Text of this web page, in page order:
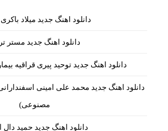
دانلود اهنگ جدید میلاد
دانلود اهنگ جدید مستر
دانلود اهنگ جدید توحید پیری قراقیه
دانلود اهنگ جدید محمد علی امینی
مصنوعی)
دانلود اهنگ جدید حمید دال